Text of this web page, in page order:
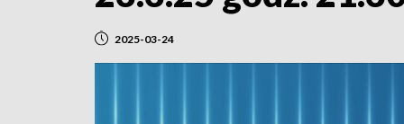
2025-03-24